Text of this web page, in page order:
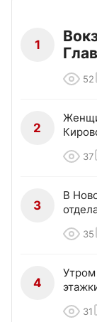
1
52
2
37
3
В
35
4
Утром
31